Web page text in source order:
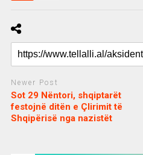
Newer Post
Sot 29 Nëntori, shqiptarët
festojnë ditën e Çlirimit të
Shqipërisë nga nazistët